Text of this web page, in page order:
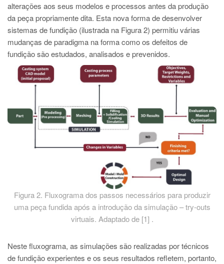
alterações aos seus modelos e processos antes da produção
da peça propriamente dita. Esta nova forma de desenvolver
sistemas de fundição (ilustrada na Figura 2) permitiu várias
mudanças de paradigma na forma como os defeitos de
fundição são estudados, analisados e prevenidos.
Figura 2. Fluxograma dos passos necessários para produzir
uma peça fundida após a introdução da simulação – try-outs
virtuais. Adaptado de [1] .
Neste fluxograma, as simulações são realizadas por técnicos
de fundição experientes e os seus resultados refletem, portanto,